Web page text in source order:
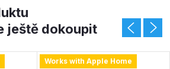
ještě dokoupit
Works with Apple Home